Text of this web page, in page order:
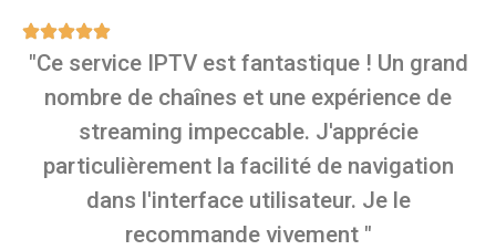
"Ce service IPTV est fantastique ! Un grand
nombre de chaînes et une expérience de
streaming impeccable. J'apprécie
particulièrement la facilité de navigation
dans l'interface utilisateur. Je le
recommande vivement "